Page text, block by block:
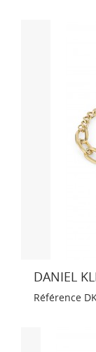
DANIEL
Référence